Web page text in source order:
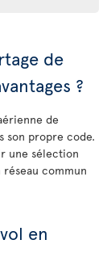
de
?
de
son propre code.
une sélection
commun
en